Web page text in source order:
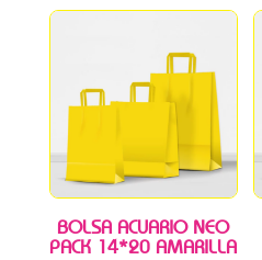
BOLSA ACUARIO NEO
PACK 14*20 AMARILLA